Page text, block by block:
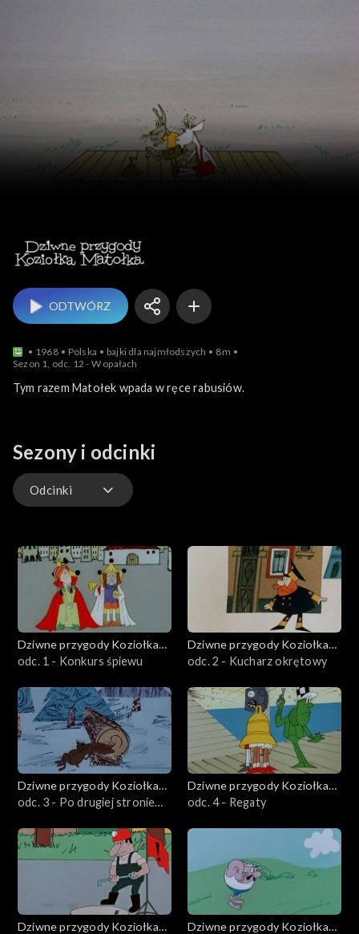
ODTWÓRZ
1968 Polska bajki dla najmłodszych
8m
Sezon 1, odc. 12 - W opałach
Tym razem Matołek wpada w ręce rabusiów.
Sezony i odcinki
Odcinki
Dziwne przygody Koziołka
Matołka
odc. 1 - Konkurs śpiewu
Dziwne przygody Koziołka
Matołka
odc. 2 - Kucharz okrętowy
Dziwne przygody Koziołka
Matołka
odc. 3 - Po drugiej stronie
Dziwne przygody Koziołka
Matołka
odc. 4 - Regaty
Dziwne przygody Koziołka
Dziwne przygody Koziołka